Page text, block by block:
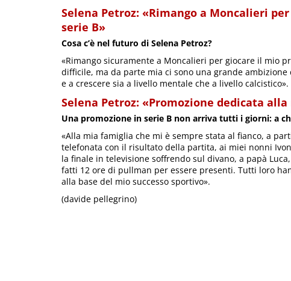
Selena Petroz: «Rimango a Moncalieri
serie B»
Cosa c’è nel futuro di Selena Petroz?
«Rimango sicuramente a Moncalieri per giocare il mio
difficile, ma da parte mia ci sono una grande
e a crescere sia a livello mentale che a livello calcistico».
Selena Petroz: «Promozione dedicata
Una promozione in serie B non arriva tutti i giorni: a
«Alla mia famiglia che mi è sempre stata al fianco, a
telefonata con il risultato della partita, ai miei nonni
la finale in televisione soffrendo sul divano, a papà
fatti 12 ore di pullman per essere presenti. Tutti loro
alla base del mio successo sportivo».
(davide pellegrino)